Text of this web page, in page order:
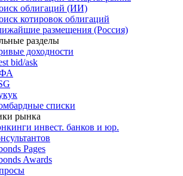
облигаций (ИИ)
котировок облигаций
размещения (Россия)
разделы
доходности
bid/ask
списки
рынка
инвест. банков и юр.
Pages
Awards